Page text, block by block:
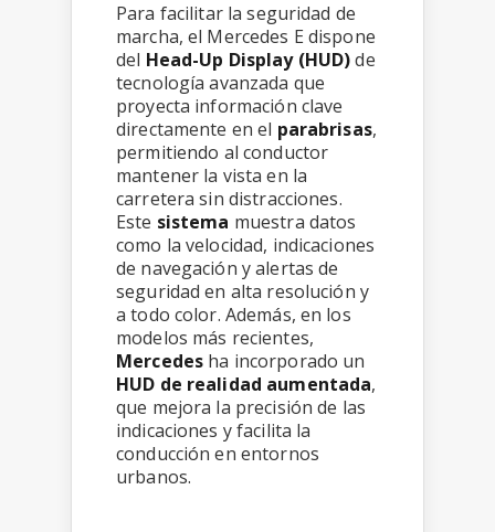
Para facilitar la seguridad de
marcha, el Mercedes E dispone
del Head-Up Display (HUD)de
tecnología avanzada que
proyecta información clave
directamente en el parabrisas,
permitiendo al conductor
mantener la vista en la
carretera sin distracciones.
Este sistema muestra datos
como la velocidad, indicaciones
de navegación y alertas de
seguridad en alta resolución y
a todo color. Además, en los
modelos más recientes,
Mercedes ha incorporado un
HUD de realidad aumentada,
que mejora la precisión de las
indicaciones y facilita la
conducción en entornos
urbanos.